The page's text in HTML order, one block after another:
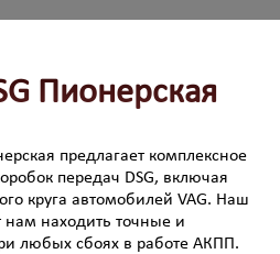
Пионерская
предлагает комплексное
передач DSG, включая
круга автомобилей VAG. Наш
нам находить точные и
любых сбоях в работе АКПП.